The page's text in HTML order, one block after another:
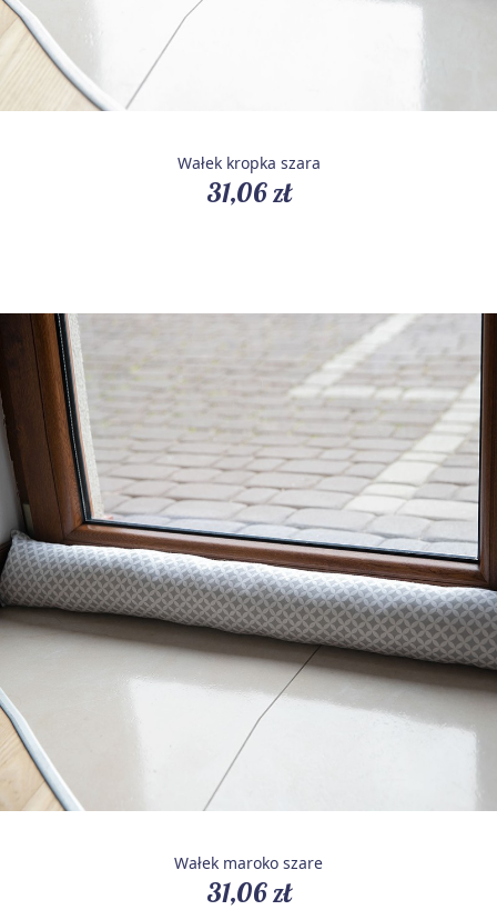
Wałek kropka szara
31,06 zł
Wałek maroko szare
31,06 zł